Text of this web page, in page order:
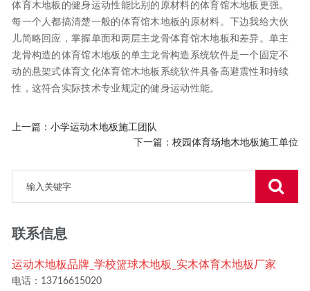
体育木地板的健身运动性能比别的原材料的体育馆木地板更强。
每一个人都搞清楚一般的体育馆木地板的原材料。下边我给大伙
儿简略回应，掌握单面和两层主龙骨体育馆木地板和差异。单主
龙骨构造的体育馆木地板的单主龙骨构造系统软件是一个固定不
动的悬架式体育文化体育馆木地板系统软件具备高避震性和持续
性，这符合实际技术专业规定的健身运动性能。
上一篇：小学运动木地板施工团队
下一篇： 校园体育场地木地板施工单位
联系信息
运动木地板品牌_学校篮球木地板_实木体育木地板厂家
电话：13716615020